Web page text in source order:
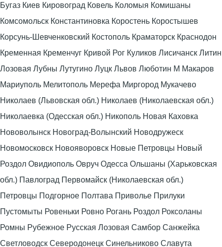
Бугаз Киев Кировоград Ковель Коломыя Комишаны
Комсомольск Константиновка Коростень Коростышев
Корсунь-Шевченковский Костополь Краматорск Краснодон
Кременная Кременчуг Кривой Рог Куликов Лисичанск Литин
Лозовая Лубны Лутугино Луцк Львов Люботин М Макаров
Мариуполь Мелитополь Мерефа Миргород Мукачево
Николаев (Львовская обл.) Николаев (Николаевская обл.)
Николаевка (Одесская обл.) Никополь Новая Каховка
Нововолынск Новоград-Волынский Новодружеск
Новомосковск Новояворовск Новые Петровцы Новый
Роздол Овидиополь Овруч Одесса Ольшаны (Харьковская
обл.) Павлоград Первомайск (Николаевская обл.)
Петровцы Подгорное Полтава Приволье Прилуки
Пустомыты Ровеньки Ровно Рогань Роздол Роксоланы
Ромны Рубежное Русская Лозовая Самбор Санжейка
Светловодск Северодонецк Синельниково Славута